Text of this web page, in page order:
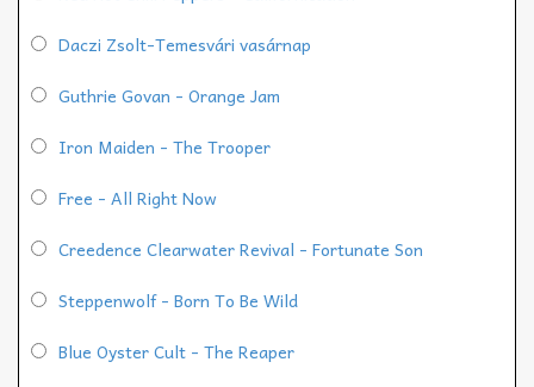
Daczi Zsolt-Temesvári vasárnap
Guthrie Govan - Orange Jam
Iron Maiden - The Trooper
Free - All Right Now
Creedence Clearwater Revival - Fortunate Son
Steppenwolf - Born To Be Wild
Blue Oyster Cult - The Reaper